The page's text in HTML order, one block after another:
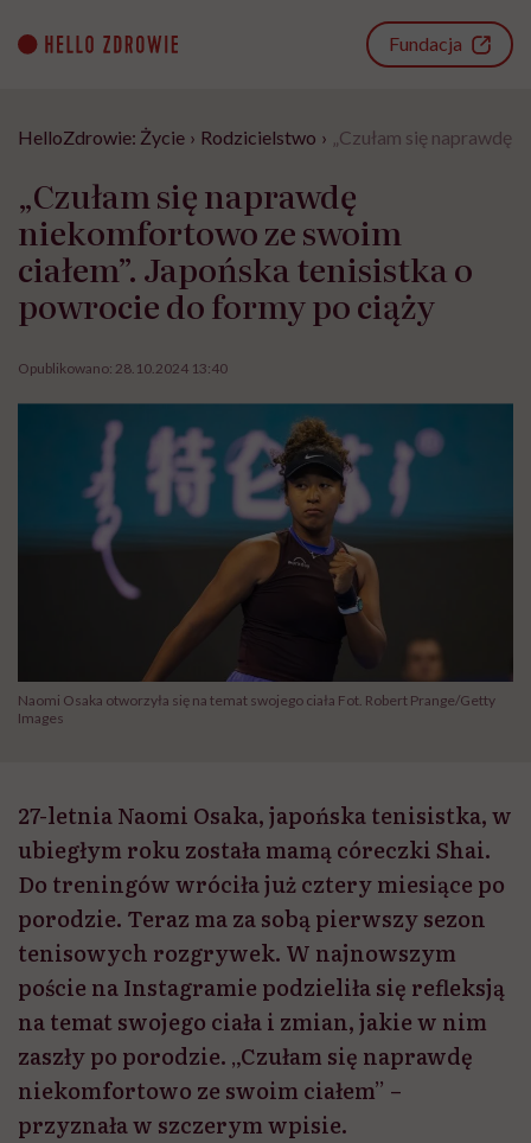
content
Fundacja
HelloZdrowie: Życie › Rodzicielstwo › „Czułam się
„Czułam się naprawdę
niekomfortowo ze swoim
ciałem”. Japońska tenisistka o
powrocie do formy po ciąży
Opublikowano: 28.10.2024 13:40
Naomi Osaka otworzyła się na temat swojego ciała Fot. Robert Prange/Getty
Images
27-letnia Naomi Osaka, japońska tenisistka, w
ubiegłym roku została mamą córeczki Shai.
Do treningów wróciła już cztery miesiące po
porodzie. Teraz ma za sobą pierwszy sezon
tenisowych rozgrywek. W najnowszym
poście na Instagramie podzieliła się refleksją
na temat swojego ciała i zmian, jakie w nim
zaszły po porodzie. „Czułam się naprawdę
niekomfortowo ze swoim ciałem” –
przyznała w szczerym wpisie.